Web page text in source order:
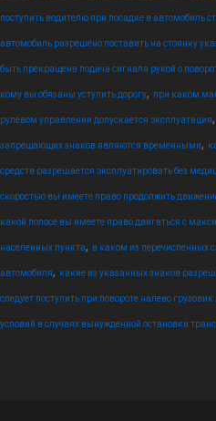
поступить водителю при посадке в автомобиль
автомобиль разрешено поставить на стоянку
быть прекращена подача сигнала рукой о
кому вы обязаны уступить дорогу, при каком
рулевом управлении допускается эксплуатация,
запрещающих знаков являются временными,
средств разрешается эксплуатировать без
скоростью вы имеете право продолжить
какой полосе вы имеете право двигаться с
населенных пункта, в каком из перечисленных
автомобиля, какие из указанных знаков
следует поступить при повороте налево
условий в случаях вынужденной остановки